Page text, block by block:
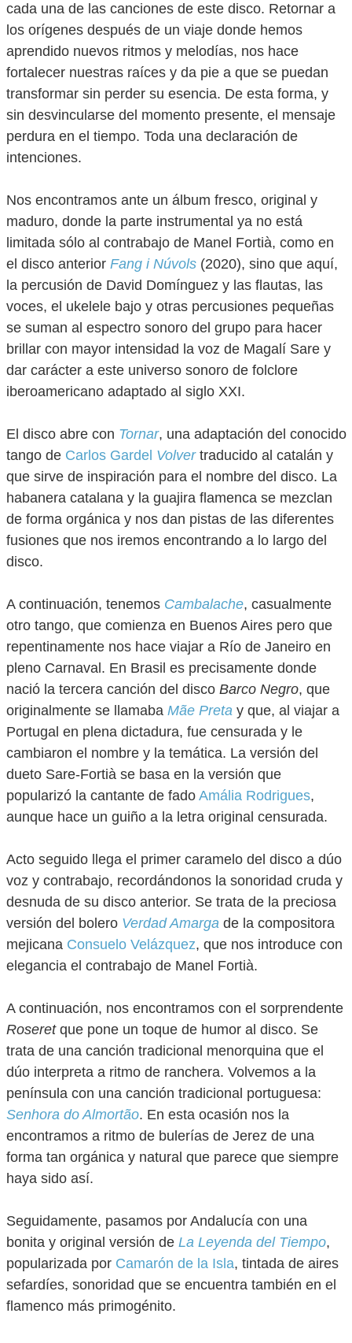
cada una de las canciones de este disco. Retornar a
los orígenes después de un viaje donde hemos
aprendido nuevos ritmos y melodías, nos hace
fortalecer nuestras raíces y da pie a que se puedan
transformar sin perder su esencia. De esta forma, y
sin desvincularse del momento presente, el mensaje
perdura en el tiempo. Toda una declaración de
intenciones.
Nos encontramos ante un álbum fresco, original y
maduro, donde la parte instrumental ya no está
limitada sólo al contrabajo de Manel Fortià, como en
el disco anterior Fang i Núvols (2020), sino que aquí,
la percusión de David Domínguez y las flautas, las
voces, el ukelele bajo y otras percusiones pequeñas
se suman al espectro sonoro del grupo para hacer
brillar con mayor intensidad la voz de Magalí Sare y
dar carácter a este universo sonoro de folclore
iberoamericano adaptado al siglo XXI.
El disco abre con Tornar, una adaptación del conocido
tango de Carlos Gardel Volvertraducido al catalán y
que sirve de inspiración para el nombre del disco. La
habanera catalana y la guajira flamenca se mezclan
de forma orgánica y nos dan pistas de las diferentes
fusiones que nos iremos encontrando a lo largo del
disco.
A continuación, tenemos Cambalache, casualmente
otro tango, que comienza en Buenos Aires pero que
repentinamente nos hace viajar a Río de Janeiro en
pleno Carnaval. En Brasil es precisamente donde
nació la tercera canción del disco Barco Negro, que
originalmente se llamaba Mãe Preta y que, al viajar a
Portugal en plena dictadura, fue censurada y le
cambiaron el nombre y la temática. La versión del
dueto Sare-Fortià se basa en la versión que
popularizó la cantante de fado Amália Rodrigues,
aunque hace un guiño a la letra original censurada.
Acto seguido llega el primer caramelo del disco a dúo
voz y contrabajo, recordándonos la sonoridad cruda y
desnuda de su disco anterior. Se trata de la preciosa
versión del bolero Verdad Amarga de la compositora
mejicana Consuelo Velázquez, que nos introduce con
elegancia el contrabajo de Manel Fortià.
A continuación, nos encontramos con el sorprendente
Roseretque pone un toque de humor al disco. Se
trata de una canción tradicional menorquina que el
dúo interpreta a ritmo de ranchera. Volvemos a la
península con una canción tradicional portuguesa:
Senhora do Almortão. En esta ocasión nos la
encontramos a ritmo de bulerías de Jerez de una
forma tan orgánica y natural que parece que siempre
haya sido así.
Seguidamente, pasamos por Andalucía con una
bonita y original versión de La Leyenda del Tiempo,
popularizada por Camarón de la Isla, tintada de aires
sefardíes, sonoridad que se encuentra también en el
flamenco más primogénito.